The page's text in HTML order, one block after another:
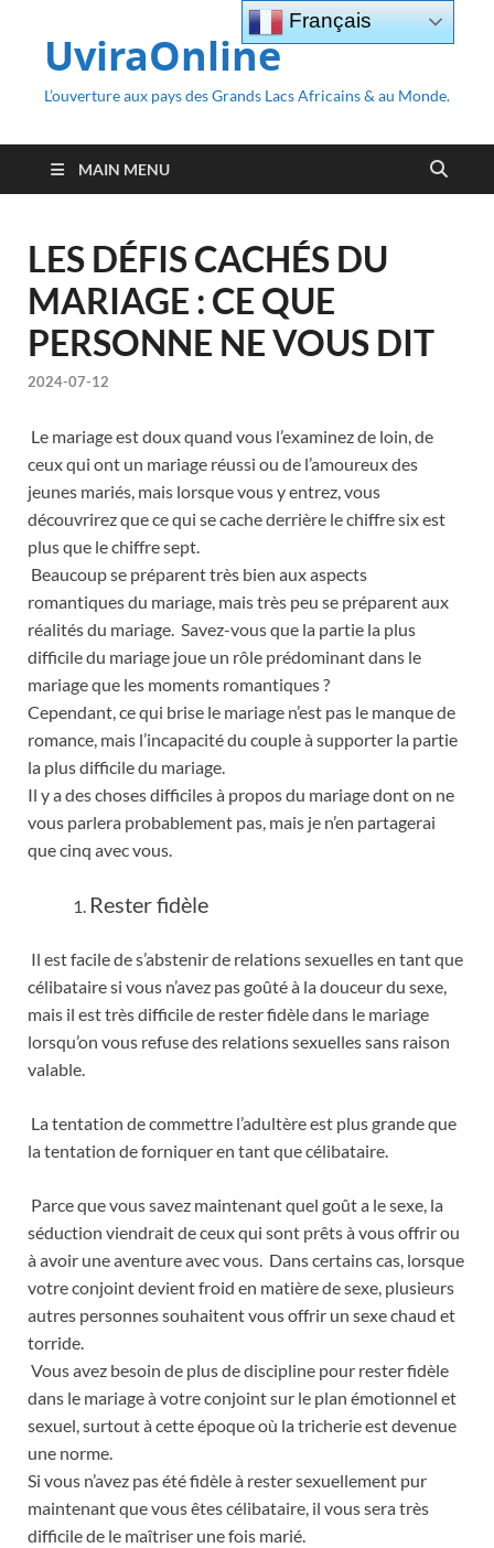
UviraOnline
L’ouverture aux pays des Grands Lacs Africains & au Monde.
MAIN MENU
LES DÉFIS CACHÉS DU
MARIAGE : CE QUE
PERSONNE NE VOUS DIT
2024-07-12
Le mariage est doux quand vous l’examinez de loin, de
ceux qui ont un mariage réussi ou de l’amoureux des
jeunes mariés, mais lorsque vous y entrez, vous
découvrirez que ce qui se cache derrière le chiffre six est
plus que le chiffre sept.
Beaucoup se préparent très bien aux aspects
romantiques du mariage, mais très peu se préparent aux
réalités du mariage. Savez-vous que la partie la plus
difficile du mariage joue un rôle prédominant dans le
mariage que les moments romantiques ?
Cependant, ce qui brise le mariage n’est pas le manque de
romance, mais l’incapacité du couple à supporter la partie
la plus difficile du mariage.
Il y a des choses difficiles à propos du mariage dont on ne
vous parlera probablement pas, mais je n’en partagerai
que cinq avec vous.
Rester fidèle
Il est facile de s’abstenir de relations sexuelles en tant que
célibataire si vous n’avez pas goûté à la douceur du sexe,
mais il est très difficile de rester fidèle dans le mariage
lorsqu’on vous refuse des relations sexuelles sans raison
valable.
La tentation de commettre l’adultère est plus grande que
la tentation de forniquer en tant que célibataire.
Parce que vous savez maintenant quel goût a le sexe, la
séduction viendrait de ceux qui sont prêts à vous offrir ou
à avoir une aventure avec vous. Dans certains cas, lorsque
votre conjoint devient froid en matière de sexe, plusieurs
autres personnes souhaitent vous offrir un sexe chaud et
torride.
Vous avez besoin de plus de discipline pour rester fidèle
dans le mariage à votre conjoint sur le plan émotionnel et
sexuel, surtout à cette époque où la tricherie est devenue
une norme.
Si vous n’avez pas été fidèle à rester sexuellement pur
maintenant que vous êtes célibataire, il vous sera très
difficile de le maîtriser une fois marié.
Français